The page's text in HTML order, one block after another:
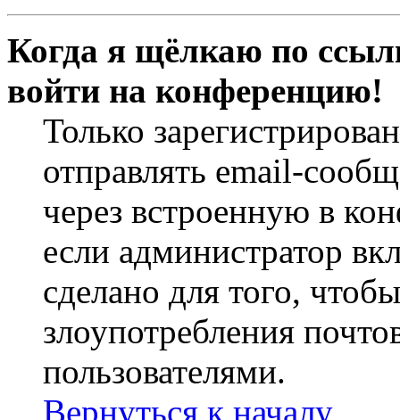
Когда я щёлкаю по
войти на конференцию!
Только
отправлять email-
через встроенную в
если администратор
сделано для того,
злоупотребления
пользователями.
Вернуться к началу